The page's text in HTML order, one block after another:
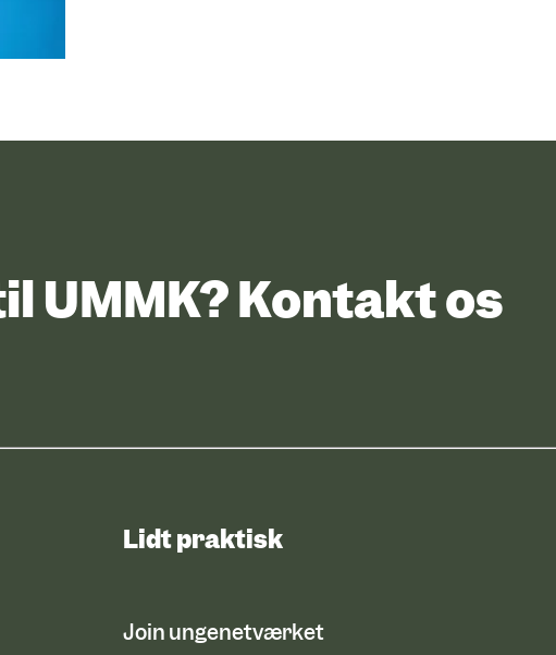
UMMK? Kontakt os
Lidt praktisk
Join ungenetværket